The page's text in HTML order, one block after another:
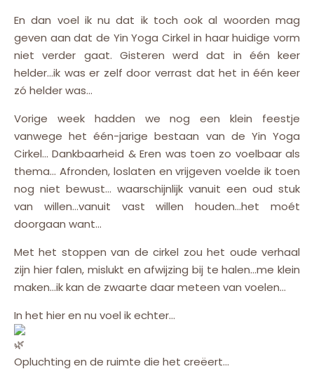
En dan voel ik nu dat ik toch ook al woorden mag
geven aan dat de Yin Yoga Cirkel in haar huidige vorm
niet verder gaat. Gisteren werd dat in één keer
helder…ik was er zelf door verrast dat het in één keer
zó helder was…
Vorige week hadden we nog een klein feestje
vanwege het één-jarige bestaan van de Yin Yoga
Cirkel… Dankbaarheid & Eren was toen zo voelbaar als
thema… Afronden, loslaten en vrijgeven voelde ik toen
nog niet bewust… waarschijnlijk vanuit een oud stuk
van willen…vanuit vast willen houden…het moét
doorgaan want…
Met het stoppen van de cirkel zou het oude verhaal
zijn hier falen, mislukt en afwijzing bij te halen…me klein
maken…ik kan de zwaarte daar meteen van voelen…
In het hier en nu voel ik echter…
Opluchting en de ruimte die het creëert…